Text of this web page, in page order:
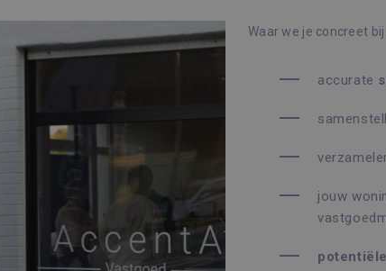
Waar we je concreet
accurate
jouw
potentiële